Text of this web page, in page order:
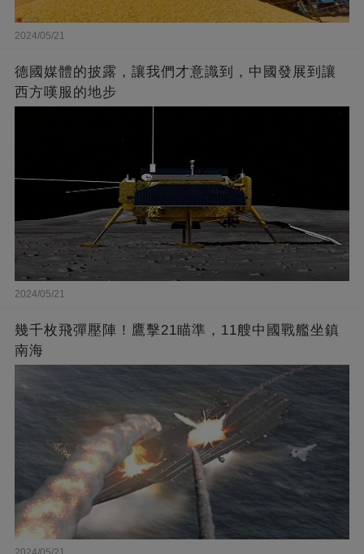
2024/05/21
德國媒體的披露，讓我們才意識到，中國發展到讓
西方嘆服的地步
2024/05/21
幾千枚飛彈壓陣！鷹擊21瞄準，11艘中國戰艦坐鎮
南海